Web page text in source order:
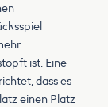
ist. Eine
dass es
einen Platz